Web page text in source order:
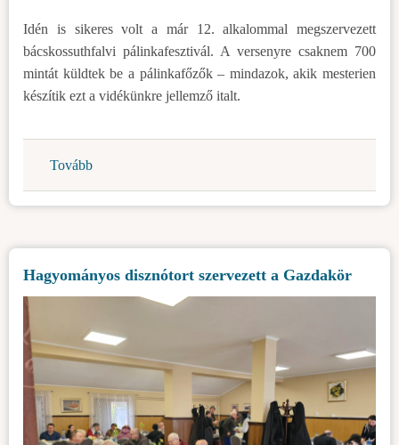
Idén is sikeres volt a már 12. alkalommal megszervezett
bácskossuthfalvi pálinkafesztivál. A versenyre csaknem 700
mintát küldtek be a pálinkafőzők – mindazok, akik mesterien
készítik ezt a vidékünkre jellemző italt.
Tovább
alkalommal
tartották
Kisüsti
Pálinkafesztivált
Hagyományos disznótort szervezett a Gazdakör